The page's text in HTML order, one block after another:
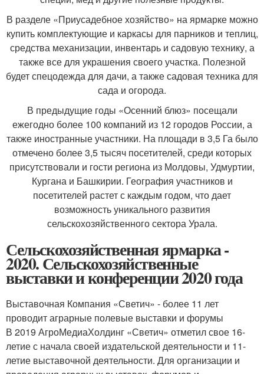
В разделе «Приусадебное хозяйство» на ярмарке можно
купить комплектующие и каркасы для парников и теплиц,
средства механизации, инвентарь и садовую технику, а
также все для украшения своего участка. Полезной
будет спецодежда для дачи, а также садовая техника для
сада и огорода.
В предыдущие годы «Осенний блюз» посещали
ежегодно более 100 компаний из 12 городов России, а
также иностранные участники. На площади в 3,5 Га было
отмечено более 3,5 тысяч посетителей, среди которых
присутствовали и гости региона из Молдовы, Удмуртии,
Кургана и Башкирии. География участников и
посетителей растет с каждым годом, что дает
возможность уникального развития
сельскохозяйственного сектора Урала.
Сельскохозяйственная ярмарка -
2020. Сельскохозяйственные
выставки и конференции 2020 года
Выставочная Компания «Светич» - более 11 лет
проводит аграрные полевые выставки и форумы
В 2019 АгроМедиаХолдинг «Светич» отметил свое 16-
летие с начала своей издательской деятельности и 11-
летие выставочной деятельности. Для организации и